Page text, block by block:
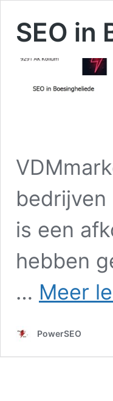
SEO in
bedrijven
is een
hebben
… Meer
PowerSEO